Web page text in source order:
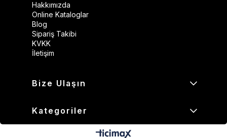
Hakkımızda
Online Kataloglar
Blog
Sipariş Takibi
KVKK
İletişim
Bize Ulaşın
Kategoriler